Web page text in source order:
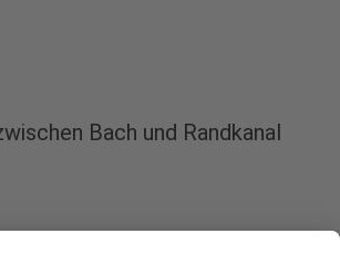
Bach und Randkanal